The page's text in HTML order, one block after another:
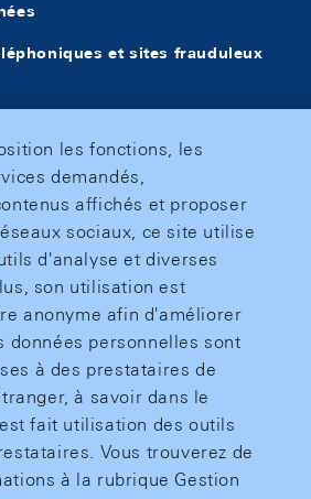
et sites frauduleux
les fonctions, les
demandés,
affichés et proposer
sociaux, ce site utilise
d'analyse et diverses
son utilisation est
anonyme afin d'améliorer
données personnelles sont
à des prestataires de
à savoir dans le
fait utilisation des outils
Vous trouverez de
à la rubrique Gestion